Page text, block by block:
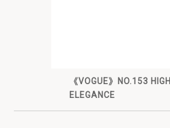
《VOGUE》NO.153 HIGH
ELEGANCE